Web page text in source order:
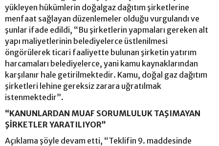
yükleyen hükümlerin doğalgaz dağıtım şirketlerine
menfaat sağlayan düzenlemeler olduğu vurgulandı ve
şunlar ifade edildi, “Bu şirketlerin yapmaları gereken alt
yapı maliyetlerinin belediyelerce üstlenilmesi
öngörülerek ticari faaliyette bulunan şirketin yatırım
harcamaları belediyelerce, yani kamu kaynaklarından
karşılanır hale getirilmektedir. Kamu, doğal gaz dağıtım
şirketleri lehine gereksiz zarara uğratılmak
istenmektedir”.
“KANUNLARDAN MUAF SORUMLULUK TAŞIMAYAN
ŞİRKETLER YARATILIYOR”
Açıklama şöyle devam etti, “Teklifin 9. maddesinde